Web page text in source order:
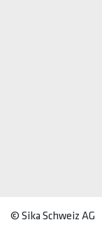
© Sika Schweiz AG